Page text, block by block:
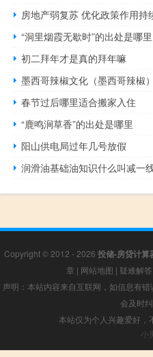
房地产弱复苏 优化政策作用持
“洞里烟霞无歇时”的出处是哪里
初二拜年才是真的拜年嘛
墨西哥辣椒文化（墨西哥辣椒）
春节过后哪里适合搬家入住
“鹿鸣涧草香”的出处是哪里
阳山供电局过年几号放假
润滑油基础油知识什么叫减一
Copyright © 2012 - 2026 投储-房贷计算
章 | 网站地图 | 疑难解答
声明：本站内容来自互联网，如信息有
会及时
本站仅为个人兴趣爱好，
小